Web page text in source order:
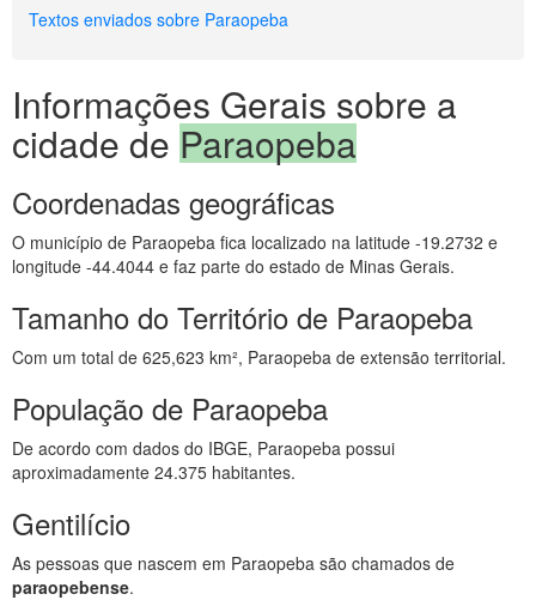
Textos enviados sobre Paraopeba
Informações Gerais sobre a
cidade de Paraopeba
Coordenadas geográficas
O município de Paraopeba fica localizado na latitude -19.2732 e
longitude -44.4044 e faz parte do estado de Minas Gerais.
Tamanho do Território de Paraopeba
Com um total de 625,623 km², Paraopeba de extensão territorial.
População de Paraopeba
De acordo com dados do IBGE, Paraopeba possui
aproximadamente 24.375 habitantes.
Gentilício
As pessoas que nascem em Paraopeba são chamados de
paraopebense.